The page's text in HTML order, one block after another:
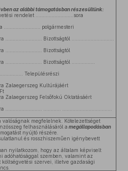
az alábbi támogatásban részesültünk:
rendelet ……………..………sora
……………………. polgármesteri
……………………. Bizottságtól ………….................
……………………. Bizottságtól
……………………. Bizottságtól …………….
Településrészi
Zalaegerszeg Kultúrájáért
Felsőfokú Oktatásáért
……………………. ………… ……………...................
megfelelnek. Kötelezettséget
felhasználásáról a megállapodásban
nyújtó részére.
és rosszhiszeműen igénybevett
nyilatkozom, hogy az általam képviselt
adóhatósággal szemben, valamint az
szervei, illetve gazdasági